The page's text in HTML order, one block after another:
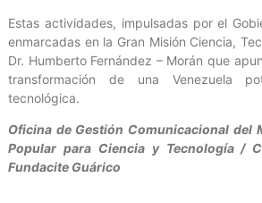
Estas actividades, impulsadas por el
enmarcadas en la Gran Misión Ciencia,
Dr. Humberto Fernández – Morán que
transformación de una Venezuela
tecnológica.
Oficina de Gestión Comunicacional del
Popular para Ciencia y Tecnología /
Fundacite Guárico